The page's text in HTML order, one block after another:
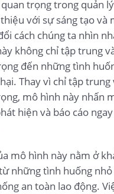
trọng trong quản
với sự sáng tạo và
cách chúng ta nhìn
không chỉ tập trung
đến những tình
Thay vì chỉ tập
mô hình này nhấn
hiện và báo cáo
mô hình này nằm ở
những tình huống
an toàn lao động.